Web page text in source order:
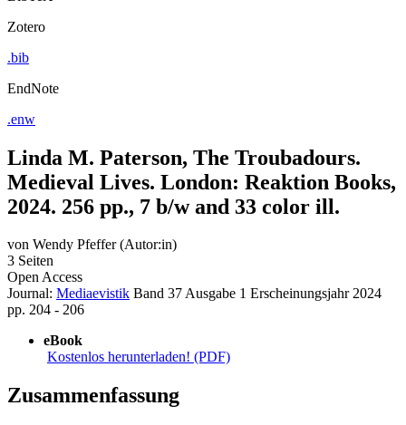
Zotero
.bib
EndNote
.enw
Linda M. Paterson, The Troubadours.
Medieval Lives. London: Reaktion Books,
2024. 256 pp., 7 b/w and 33 color ill.
von Wendy Pfeffer (Autor:in)
3 Seiten
Open Access
Journal: Mediaevistik Band 37Ausgabe 1 Erscheinungsjahr 2024
pp. 204 - 206
eBook
Kostenlos herunterladen! (PDF)
Zusammenfassung